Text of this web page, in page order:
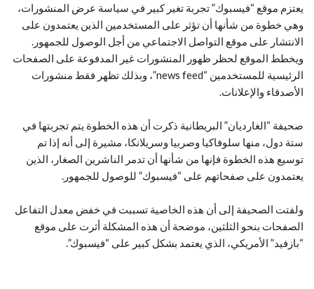
يعتزم موقع “فيسبوك” تجربة تغير كبير في سياسة عرض المنشورات،
وهي خطوة من شأنها أن تؤثر على المستخدمين الذين يعتمدون على
الانتشار على موقع التواصل الاجتماعي من أجل الوصول للجمهور.
ويخطط الموقع لحظر ظهور المنشورات غير المدفوعة على الصفحات
الرئيسية للمستخدمين “news feed”، وبذلك تظهر فقط منشورات
الأصدقاء والإعلانات.
صحيفة “الغارديان” البريطانية ذكرت أن هذه الخطوة يتم تجربتها في
ستة دول، منها سلوفاكيا وصربيا وسريلانكا، مشيرة إلى أنه إذا تم
توسيع هذه الخطوة فإنها من شأنها أن تدمر الناشرين الصغار، الذين
يعتمدون على صفحاتهم على “فيسبوك” للوصول للجمهور.
ولفتت الصحيفة إلى أن هذه الخاصية تسببت في خفض معدل التفاعل
الصفحات بنحو الثلثين، موضحة أن هذه المشكلة أثرت على موقع
“بازفيد” الأمريكي، الذي يعتمد بشكل كبير على “فيسبوك”.